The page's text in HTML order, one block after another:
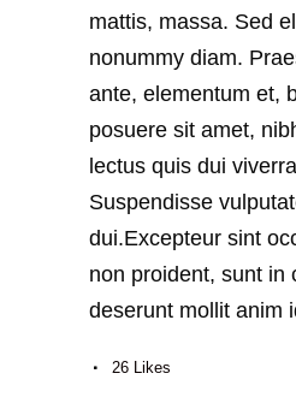
mattis, massa. Sed
nonummy diam.
ante, elementum et,
posuere sit amet,
lectus quis dui
Suspendisse
dui.Excepteur sint
non proident, sunt in
deserunt mollit anim
26 Likes